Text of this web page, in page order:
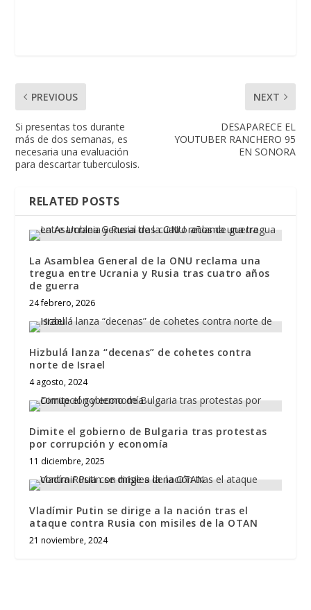
PREVIOUS
Si presentas tos durante
más de dos semanas, es
necesaria una evaluación
para descartar tuberculosis.
NEXT
DESAPARECE EL
YOUTUBER RANCHERO 95
EN SONORA
RELATED POSTS
La Asamblea General de la ONU reclama una
tregua entre Ucrania y Rusia tras cuatro años
de guerra
24 febrero, 2026
Hizbulá lanza “decenas” de cohetes contra
norte de Israel
4 agosto, 2024
Dimite el gobierno de Bulgaria tras protestas
por corrupción y economía
11 diciembre, 2025
Vladímir Putin se dirige a la nación tras el
ataque contra Rusia con misiles de la OTAN
21 noviembre, 2024